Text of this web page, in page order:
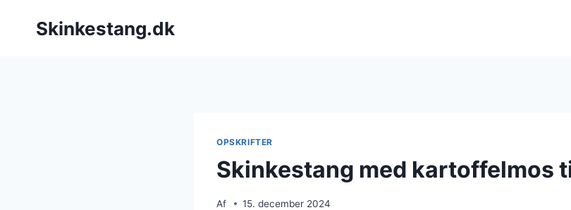
Skinkestang.dk
OPSKRIFTER
Skinkestang med kartoffelmos
Af 15. december 2024